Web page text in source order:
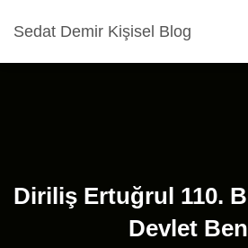
Sedat Demir Kişisel Blog
Diriliş Ertuğrul 110.
Devlet